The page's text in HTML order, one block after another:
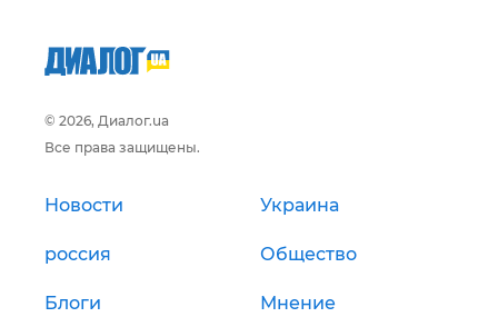
© 2026, Диалог.ua
Все права защищены.
Новости Украина
россия Общество
Блоги Мнение